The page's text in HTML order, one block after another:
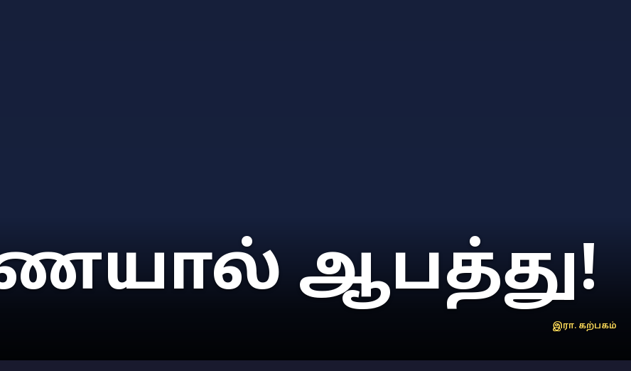
ஆபத்து!
இரா. கற்பகம்